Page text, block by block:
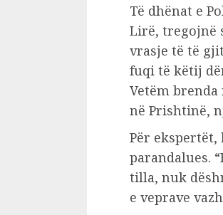
Të dhënat e
Lirë, tregojnë
vrasje të të
fuqi të këtij
Vetëm
në Prishtinë,
Për
parandalues.
tilla, nuk
e veprave